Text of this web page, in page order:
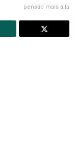
pensão mais alta